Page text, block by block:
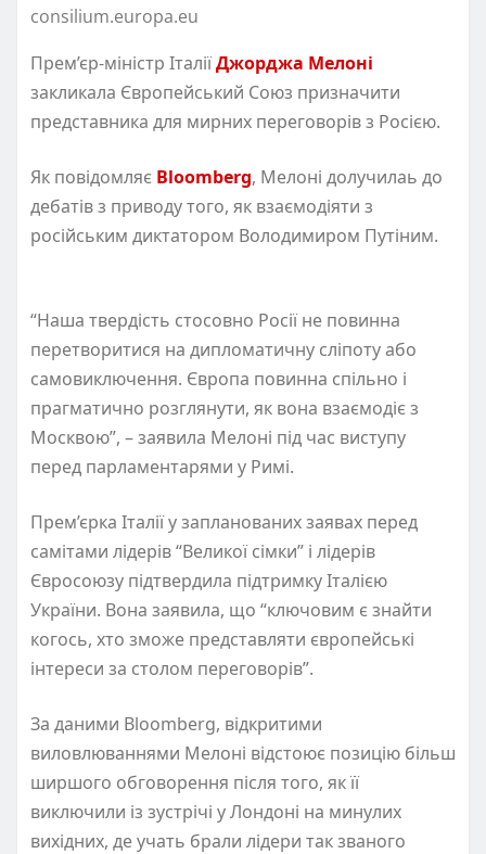
consilium.europa.eu
Прем’єр-міністр ІталіїДжорджа Мелоні
закликала Європейський Союз призначити
представника для мирних переговорів з Росією.
Як повідомляє Bloomberg, Мелоні долучилаь до
дебатів з приводу того, як взаємодіяти з
російським диктатором Володимиром Путіним.
“Наша твердість стосовно Росії не повинна
перетворитися на дипломатичну сліпоту або
самовиключення. Європа повинна спільно і
прагматично розглянути, як вона взаємодіє з
Москвою”, – заявила Мелоні під час виступу
перед парламентарями у Римі.
Прем’єрка Італії у запланованих заявах перед
самітами лідерів “Великої сімки” і лідерів
Євросоюзу підтвердила підтримку Італією
України. Вона заявила, що “ключовим є знайти
когось, хто зможе представляти європейські
інтереси за столом переговорів”.
За даними Bloomberg, відкритими
виловлюваннями Мелоні відстоює позицію більш
ширшого обговорення після того, як її
виключили із зустрічі у Лондоні на минулих
вихідних, де учать брали лідери так званого